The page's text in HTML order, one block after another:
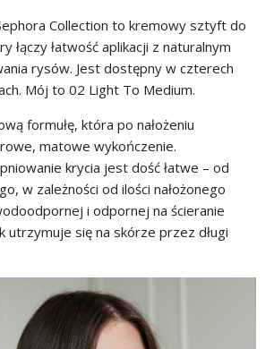
Collection to kremowy sztyft do
łączy łatwość aplikacji z naturalnym
rysów. Jest dostępny w czterech
Mój to 02 Light To Medium.
formułę, która po nałożeniu
matowe wykończenie.
krycia jest dość łatwe – od
w zależności od ilości nałożonego
i odpornej na ścieranie
utrzymuje się na skórze przez długi